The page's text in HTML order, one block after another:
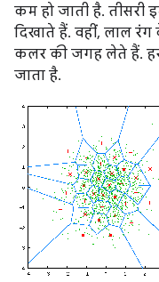
कम हो जाती है.
दिखाते हैं. वहीं, लाल
कलर की जगह लेते हैं. हर
जाता है.